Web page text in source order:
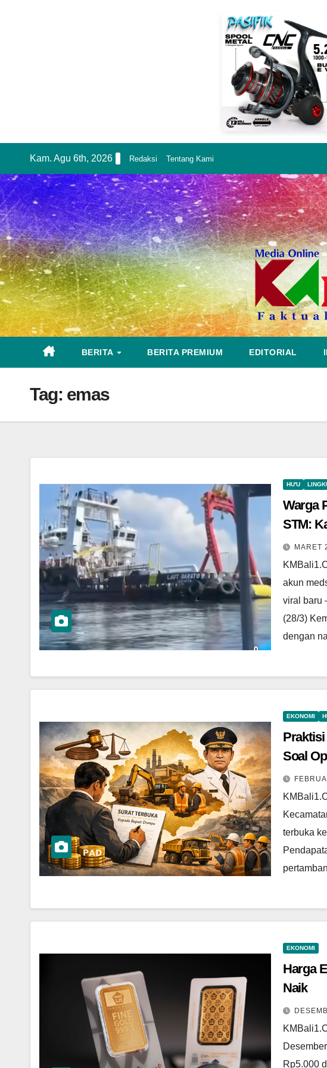
content
Kam. Agu 6th, 2026 Redaksi Tentang Kami
BERITA BERITA PREMIUM EDITORIAL
Tag: emas
HU'U
Warga
STM:
MARET
akun
viral baru
(28/3)
dengan
EKONOMI
Soal
Lokal di
terbuka
EKONOMI
Harga
Naik
Rp5.000